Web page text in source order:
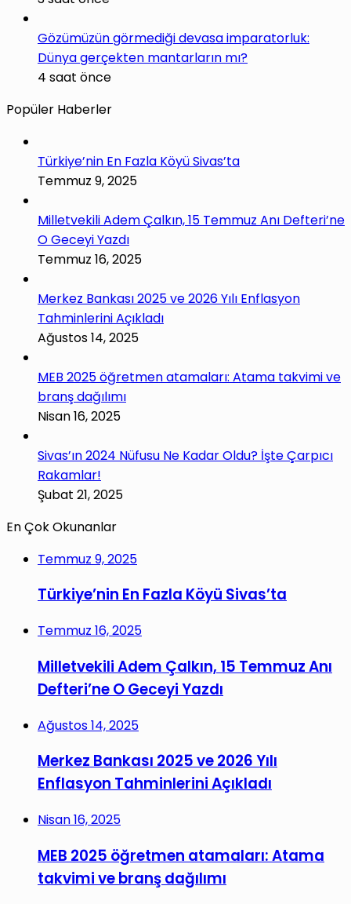
Gözümüzün görmediği devasa imparatorluk:
Dünya gerçekten mantarların mı?
4 saat önce
Popüler Haberler
Türkiye’nin En Fazla Köyü Sivas’ta
Temmuz 9, 2025
Milletvekili Adem Çalkın, 15 Temmuz Anı Defteri’ne
O Geceyi Yazdı
Temmuz 16, 2025
Merkez Bankası 2025 ve 2026 Yılı Enflasyon
Tahminlerini Açıkladı
Ağustos 14, 2025
MEB 2025 öğretmen atamaları: Atama takvimi ve
branş dağılımı
Nisan 16, 2025
Sivas’ın 2024 Nüfusu Ne Kadar Oldu? İşte Çarpıcı
Rakamlar!
Şubat 21, 2025
En Çok Okunanlar
Temmuz 9, 2025
Türkiye’nin En Fazla Köyü Sivas’ta
Temmuz 16, 2025
Milletvekili Adem Çalkın, 15 Temmuz Anı
Defteri’ne O Geceyi Yazdı
Ağustos 14, 2025
Merkez Bankası 2025 ve 2026 Yılı
Enflasyon Tahminlerini Açıkladı
Nisan 16, 2025
MEB 2025 öğretmen atamaları: Atama
takvimi ve branş dağılımı